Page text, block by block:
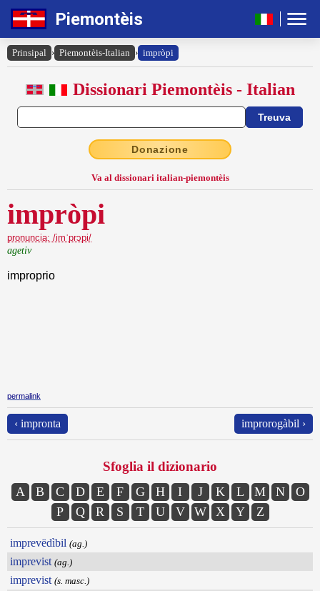
Piemontèis
Prinsipal › Piemontèis-Italian › impròpi
Dissionari Piemontèis - Italian
Donazione
Va al dissionari italian-piemontèis
impròpi
pronuncia: /imˈprɔpi/
agetiv
improprio
permalink
‹ impronta improrogàbil ›
Sfoglia il dizionario
A B C D E F G H I J K L M N
O
P
Q R S T U V W X Y Z
imprevëdìbil (ag.)
imprevist (ag.)
imprevist (s. masc.)